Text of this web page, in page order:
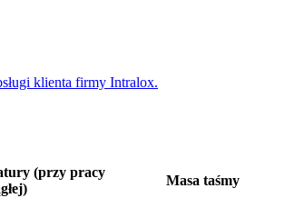
klienta firmy Intralox.
(przy pracy
Masa taśmy